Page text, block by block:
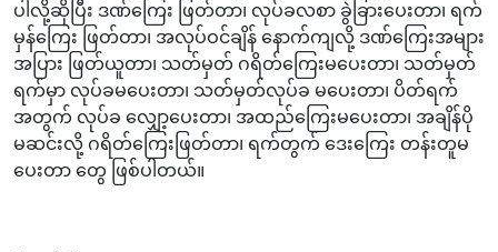
ပါလို့ဆိုပြီး ဒဏ်ကြေး ဖြတ်တာ၊ လုပ်ခလစာ ခွဲခြားပေးတာ၊ ရက်
မှန်ကြေး ဖြတ်တာ၊ အလုပ်ဝင်ချိန် နောက်ကျလို့ ဒဏ်ကြေးအများ
အပြား ဖြတ်ယူတာ၊ သတ်မှတ် ဂရိတ်ကြေးမပေးတာ၊ သတ်မှတ်
ရက်မှာ လုပ်ခမပေးတာ၊ သတ်မှတ်လုပ်ခ မပေးတာ၊ ပိတ်ရက်
အတွက် လုပ်ခ လျှော့ပေးတာ၊ အထည်ကြေးမပေးတာ၊ အချိန်ပို
မဆင်းလို့ ဂရိတ်ကြေးဖြတ်တာ၊ ရက်တွက် ဒေးကြေး တန်းတူမ
ပေးတာ တွေ ဖြစ်ပါတယ်။